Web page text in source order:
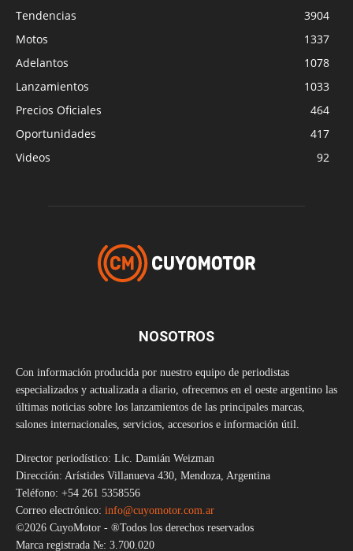
Tendencias
3904
Motos
1337
Adelantos
1078
Lanzamientos
1033
Precios Oficiales
464
Oportunidades
417
Videos
92
NOSOTROS
Con información producida por nuestro equipo de periodistas
especializados y actualizada a diario, ofrecemos en el oeste argentino las
últimas noticias sobre los lanzamientos de las principales marcas,
salones internacionales, servicios, accesorios e información útil.
Director periodístico: Lic. Damián Weizman
Dirección: Arístides Villanueva 430, Mendoza, Argentina
Teléfono: +54 261 5358556
Correo electrónico: info@cuyomotor.com.ar
©2026 CuyoMotor - ®Todos los derechos reservados
Marca registrada №: 3.700.020